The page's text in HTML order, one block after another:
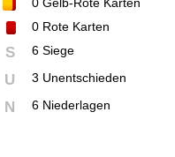
0Rote Karten
S 6 Siege
U 3 Unentschieden
N 6 Niederlagen